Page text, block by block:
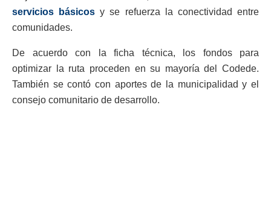
servicios básicos y se refuerza la conectividad entre
comunidades.
De acuerdo con la ficha técnica, los fondos para
optimizar la ruta proceden en su mayoría del Codede.
También se contó con aportes de la municipalidad y el
consejo comunitario de desarrollo.